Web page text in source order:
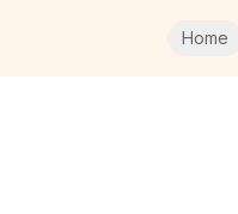
Home